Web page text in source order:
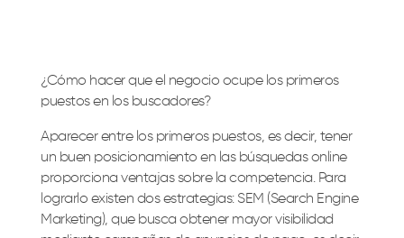
¿Cómo hacer que el negocio ocupe los primeros
puestos en los buscadores?
Aparecer entre los primeros puestos, es decir, tener
un buen posicionamiento en las búsquedas online
proporciona ventajas sobre la competencia. Para
lograrlo existen dos estrategias: SEM (Search Engine
Marketing), que busca obtener mayor visibilidad